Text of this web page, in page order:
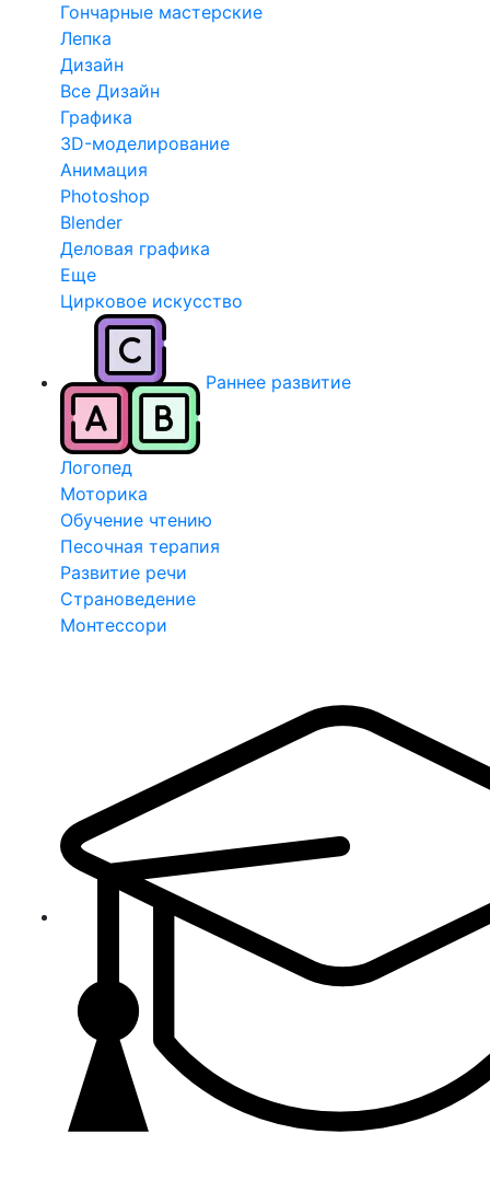
Гончарные мастерские
Лепка
Дизайн
Все Дизайн
Графика
3D-моделирование
Анимация
Photoshop
Blender
Деловая графика
Еще
Цирковое искусство
Раннее развитие
Логопед
Моторика
Обучение чтению
Песочная терапия
Развитие речи
Страноведение
Монтессори